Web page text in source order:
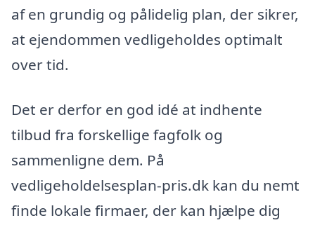
af en grundig og pålidelig plan, der sikrer,
at ejendommen vedligeholdes optimalt
over tid.
Det er derfor en god idé at indhente
tilbud fra forskellige fagfolk og
sammenligne dem. På
vedligeholdelsesplan-pris.dk kan du nemt
finde lokale firmaer, der kan hjælpe dig